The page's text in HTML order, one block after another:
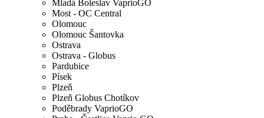
Mladá Boleslav VaprioGO
Most - OC Central
Olomouc
Olomouc Šantovka
Ostrava
Ostrava - Globus
Pardubice
Písek
Plzeň
Plzeň Globus Chotíkov
Poděbrady VaprioGO